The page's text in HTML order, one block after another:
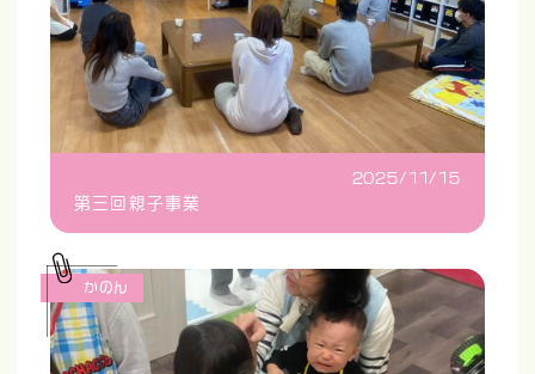
2025/11/15
第三回親子事業
かのん